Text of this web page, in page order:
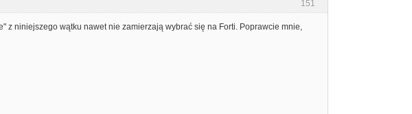
151
z niniejszego wątku nawet nie zamierzają wybrać się na Forti. Poprawcie mnie,